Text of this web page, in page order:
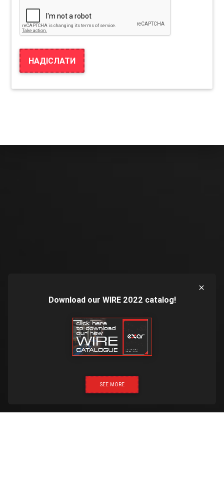
Download our WIRE 2022 catalog!
SEE MORE